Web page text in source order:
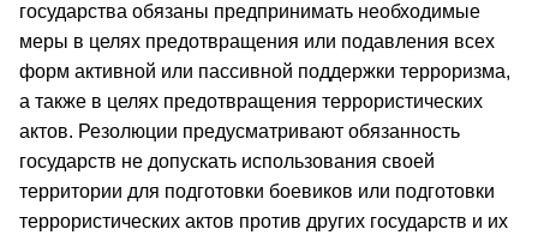
государства обязаны предпринимать необходимые
меры в целях предотвращения или подавления всех
форм активной или пассивной поддержки терроризма,
а также в целях предотвращения террористических
актов. Резолюции предусматривают обязанность
государств не допускать использования своей
территории для подготовки боевиков или подготовки
террористических актов против других государств и их